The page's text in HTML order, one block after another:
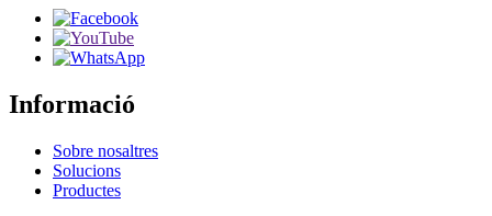
Informació
Sobre nosaltres
Solucions
Productes